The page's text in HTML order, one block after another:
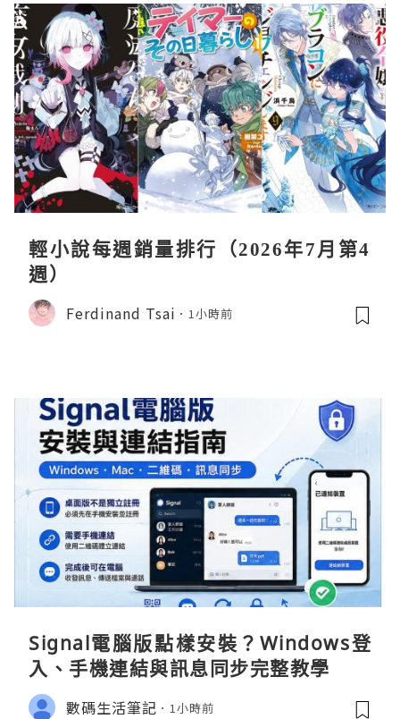
輕小說每週銷量排行（2026年7月第4
週）
Ferdinand Tsai 1小時前
Signal電腦版點樣安裝？Windows登
入、手機連結與訊息同步完整教學
數碼生活筆記 1小時前